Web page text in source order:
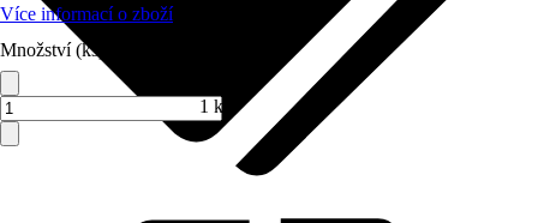
Více informací o zboží
Množství (ks)
1 ks